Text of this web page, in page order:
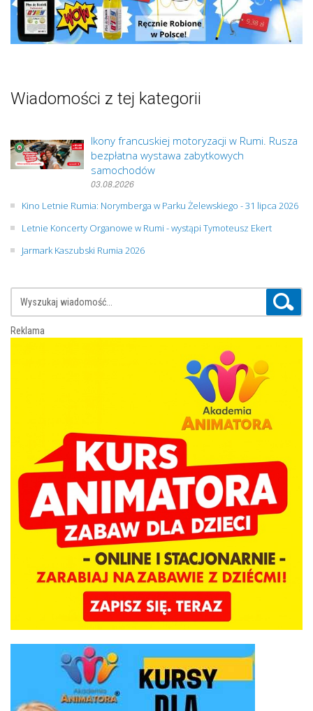
Wiadomości z tej kategorii
Ikony francuskiej motoryzacji w Rumi. Rusza
bezpłatna wystawa zabytkowych
samochodów
03.08.2026
Kino Letnie Rumia: Norymberga w Parku Żelewskiego - 31 lipca 2026
Letnie Koncerty Organowe w Rumi - wystąpi Tymoteusz Ekert
Jarmark Kaszubski Rumia 2026
Reklama